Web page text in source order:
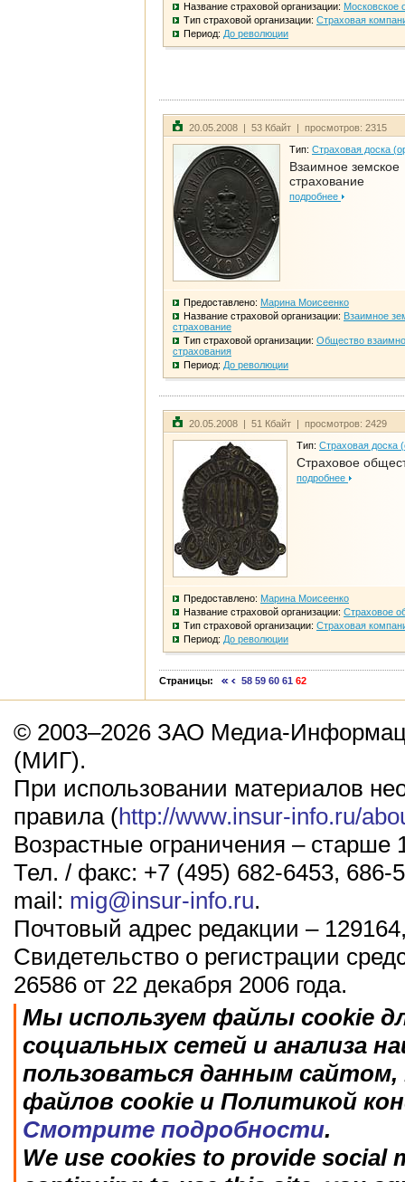
Название страховой организации: Московское
Тип страховой организации: Страховая
Период: До революции
20.05.2008 | 53 Кбайт | просмотров: 2315
Тип: Страховая доска
Взаимное земское
страхование
подробнее
Предоставлено: Марина Моисеенко
Название страховой организации: Взаимное
страхование
Тип страховой организации: Общество
страхования
Период: До революции
20.05.2008 | 51 Кбайт | просмотров: 2429
Тип: Страховая доска
Страховое
подробнее
Предоставлено: Марина Моисеенко
Название страховой организации: Страховое
Тип страховой организации: Страховая
Период: До революции
Страницы: 58 59 60 61 62
© 2003–2026 ЗАО Медиа-
(МИГ).
При использовании материалов
правила (http://www.insur-info.ru/
Возрастные ограничения – старше
Тел. / факс: +7 (495) 682-6453, 686-
mail: mig@insur-info.ru.
Почтовый адрес редакции –
Свидетельство о регистрации
26586 от 22 декабря 2006 года.
Мы используем файлы cookie
социальных сетей и анализа
пользоваться данным
файлов cookie и Политикой
Смотрите подробности.
We use cookies to provide social